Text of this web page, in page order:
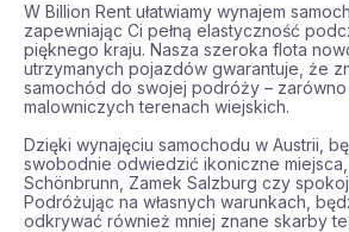
W Billion Rent ułatwiamy wynajem
zapewniając Ci pełną elastyczność
pięknego kraju. Nasza szeroka flota
utrzymanych pojazdów gwarantuje, że
samochód do swojej podróży – zarówno
malowniczych terenach wiejskich.
Dzięki wynajęciu samochodu w Austrii,
swobodnie odwiedzić ikoniczne miejsca,
Schönbrunn, Zamek Salzburg czy
Podróżując na własnych warunkach,
odkrywać również mniej znane skarby